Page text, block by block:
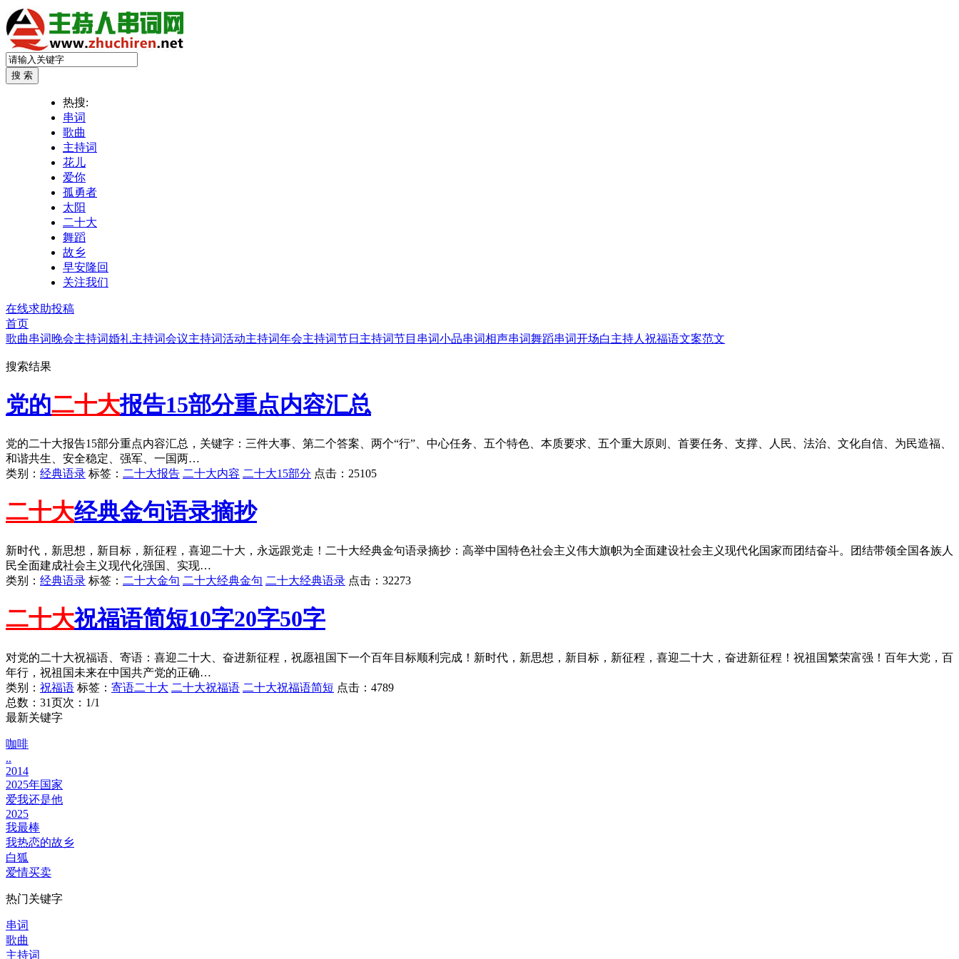
热搜:
串词
歌曲
主持词
花儿
爱你
孤勇者
太阳
二十大
舞蹈
故乡
早安隆回
关注我们
在线求助投稿
首页
歌曲串词晚会主持词婚礼主持词会议主持词活动主持词年会主持词节日主持词节目串词小品串词相声串词舞蹈串词开场白主持人 祝福语文案范文
搜索结果
党的二十大报告15部分重点内容汇总
党的二十大报告15部分重点内容汇总，关键字：三件大事、第二个答案、两个“行”、中心任务、五个特色、本质要求、五个重大原则、首要任务、支撑、人民、法治、文化自信、为民造福、
和谐共生、安全稳定、强军、一国两…
类别： 经典语录 标签： 二十大报告 二十大内容 二十大15部分 点击： 25105
二十大经典金句语录摘抄
新时代，新思想，新目标，新征程，喜迎二十大，永远跟党走！二十大经典金句语录摘抄：高举中国特色社会主义伟大旗帜为全面建设社会主义现代化国家而团结奋斗。团结带领全国各族人
民全面建成社会主义现代化强国、实现…
类别： 经典语录 标签： 二十大金句 二十大经典金句 二十大经典语录 点击： 32273
二十大祝福语简短10字20字50字
对党的二十大祝福语、寄语：喜迎二十大、奋进新征程，祝愿祖国下一个百年目标顺利完成！新时代，新思想，新目标，新征程，喜迎二十大，奋进新征程！祝祖国繁荣富强！百年大党，百
年行，祝祖国未来在中国共产党的正确…
类别： 祝福语 标签： 寄语二十大 二十大祝福语 二十大祝福语简短 点击： 4789
总数：31页次：1/1
最新关键字
咖啡
..
2014
2025年国家
爱我还是他
2025
我最棒
我热恋的故乡
白狐
爱情买卖
热门关键字
串词
歌曲
主持词